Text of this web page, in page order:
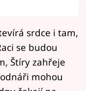
srdce i tam,
se budou
Štíry zahřeje
mohou